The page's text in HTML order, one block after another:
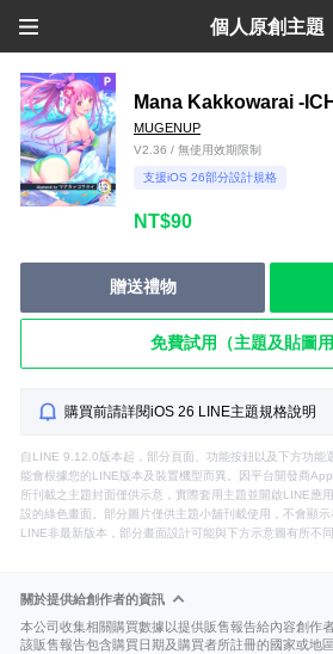
個人原創主題
Mana Kakkowarai -
MUGENUP
V2.36 / 無使用效期限制
支援iOS 26部分設計規格
NT$90
贈送禮物
免費試用（主題及貼圖用
購買前請詳閱iOS 26 LINE主題規格說明
自LINE 9.12.0版本起，部分頁面、功能按鈕以及下方功能
能會根據您的LINE版本及裝置機型而異。因平台開發商
所刊載之主題封面僅供示意，實際套用主題並開啟LINE應
設的綠色畫面。部分圖片僅供主題小舖刊載使用，不會顯
LINE非最新版本，部分畫面設計可能與下方示意圖有所不同
關於提供給創作者的資訊
本公司收集相關購買數據以提供販售報告給內容創作者
該販售報告包含購買日期及購買者所註冊的國家或地